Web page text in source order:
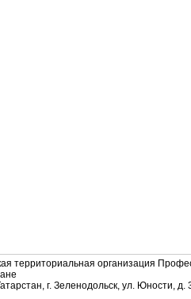
территориальная организация
г. Зеленодольск, ул. Юности,